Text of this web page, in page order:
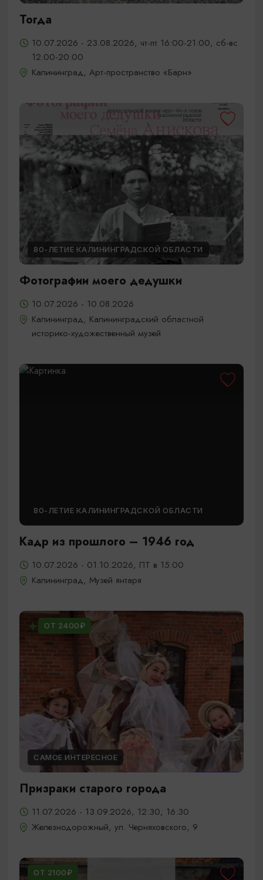
Тогда
10.07.2026 - 23.08.2026, чт-пт 16:00-21:00, сб-вс
12:00-20:00
Калининград, Арт-пространство «Барн»
80-ЛЕТИЕ КАЛИНИНГРАДСКОЙ ОБЛАСТИ
Фотографии моего дедушки
10.07.2026 - 10.08.2026
Калининград, Калининградский областной
историко-художественный музей
80-ЛЕТИЕ КАЛИНИНГРАДСКОЙ ОБЛАСТИ
Кадр из прошлого – 1946 год
10.07.2026 - 01.10.2026, ПТ в 15:00
Калининград, Музей янтаря
ОТ 2400₽
САМОЕ ИНТЕРЕСНОЕ
Призраки старого города
11.07.2026 - 13.09.2026, 12:30, 16:30
Железнодорожный, ул. Черняховского, 9
ОТ 2100₽